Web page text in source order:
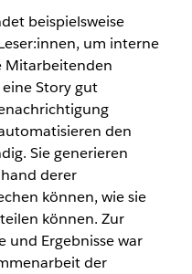
beispielsweise
um interne
Mitarbeitenden
Story gut
den
Sie generieren
derer
können, wie sie
können. Zur
und Ergebnisse war
der